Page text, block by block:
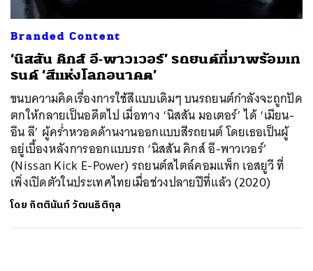
Branded Content
‘นิสสัน คิกส์ อี-พาวเวอร์’ รถยนต์ที่มาพร้อมเท
รนด์ ‘สีแห่งโลกอนาคต’
ขนบความคิดเรื่องการใช้สีแบบเดิมๆ บนรถยนต์กำลังจะถูกปัด
ตกให้กลายเป็นอดีตไป เมื่อทาง ‘นิสสัน มอเตอร์’ ได้ ‘เมียน-
อึน ลี’ ผู้คร่ำหวอดด้านงานออกแบบสีรถยนต์ โดยเธอเป็นผู้
อยู่เบื้องหลังการออกแบบรถ ‘นิสสัน คิกส์ อี-พาวเวอร์’
(Nissan Kick E-Power) รถยนต์สไตล์คอมแพ็ก เอสยูวี ที่
เพิ่งเปิดตัวในประเทศไทยเมื่อช่วงปลายปีที่แล้ว (2020)
โดย กิตตินันท์ วัฒนธิติกุล
ค้นหา
SHARE TWEET